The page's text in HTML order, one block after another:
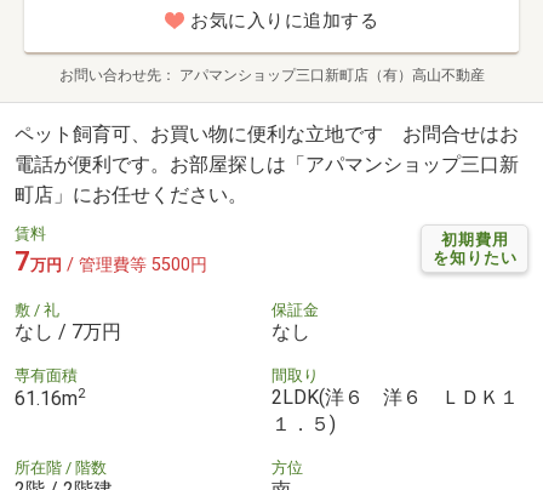
お気に入りに追加する
お問い合わせ先 アパマンショップ三口新町店（有）高山不動産
ペット飼育可、お買い物に便利な立地です お問合せはお
電話が便利です。お部屋探しは「アパマンショップ三口新
町店」にお任せください。
初期費用
を知りたい
賃料
7万円 / 管理費等 5500円
敷 / 礼
なし / 7万円
保証金
なし
専有面積
61.16m2
間取り
2LDK(洋６ 洋６ ＬＤＫ１
１．５)
所在階 / 階数 方位